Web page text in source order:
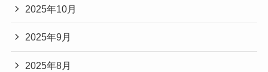
2025年10月
2025年9月
2025年8月